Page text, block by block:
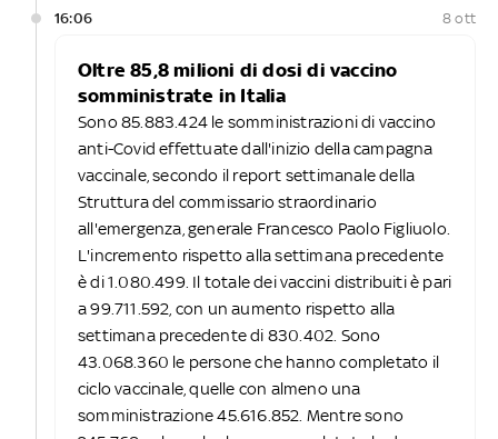
16:06 8 ott
Oltre 85,8 milioni di dosi di vaccino
somministrate in Italia
Sono 85.883.424 le somministrazioni di vaccino
anti-Covid effettuate dall'inizio della campagna
vaccinale, secondo il report settimanale della
Struttura del commissario straordinario
all'emergenza, generale Francesco Paolo Figliuolo.
L'incremento rispetto alla settimana precedente
è di 1.080.499. Il totale dei vaccini distribuiti è pari
a 99.711.592, con un aumento rispetto alla
settimana precedente di 830.402. Sono
43.068.360 le persone che hanno completato il
ciclo vaccinale, quelle con almeno una
somministrazione 45.616.852. Mentre sono